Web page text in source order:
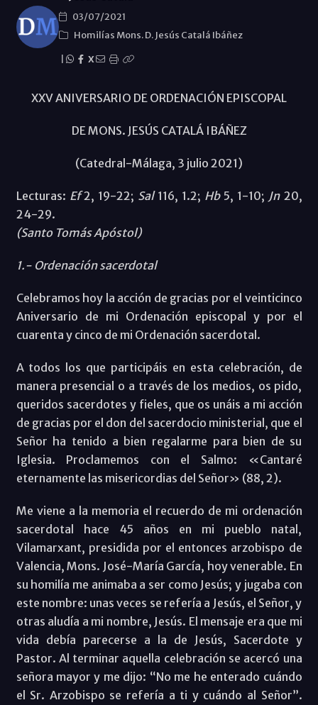
03/07/2021
Homilías Mons. D. Jesús Catalá Ibáñez
X
XXV ANIVERSARIO DE ORDENACIÓN EPISCOPAL
DE MONS. JESÚS CATALÁ IBÁÑEZ
(Catedral-Málaga, 3 julio 2021)
Lecturas: Ef2, 19-22; Sal116, 1.2; Hb5, 1-10; Jn20,
24-29.
(Santo Tomás Apóstol)
1.- Ordenación sacerdotal
Celebramos hoy la acción de gracias por el veinticinco
Aniversario de mi Ordenación episcopal y por el
cuarenta y cinco de mi Ordenación sacerdotal.
A todos los que participáis en esta celebración, de
manera presencial o a través de los medios, os pido,
queridos sacerdotes y fieles, que os unáis a mi acción
de gracias por el don del sacerdocio ministerial, que el
Señor ha tenido a bien regalarme para bien de su
Iglesia. Proclamemos con el Salmo: «Cantaré
eternamente las misericordias del Señor» (88, 2).
Me viene a la memoria el recuerdo de mi ordenación
sacerdotal hace 45 años en mi pueblo natal,
Vilamarxant, presidida por el entonces arzobispo de
Valencia, Mons. José-María García, hoy venerable. En
su homilía me animaba a ser como Jesús; y jugaba con
este nombre: unas veces se refería a Jesús, el Señor, y
otras aludía a mi nombre, Jesús. El mensaje era que mi
vida debía parecerse a la de Jesús, Sacerdote y
Pastor. Al terminar aquella celebración se acercó una
señora mayor y me dijo: “No me he enterado cuándo
el Sr. Arzobispo se refería a ti y cuándo al Señor”.